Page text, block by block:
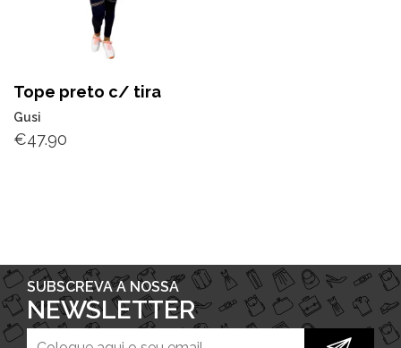
Tope preto c/ tira
Gusi
€47.90
SUBSCREVA A NOSSA
NEWSLETTER